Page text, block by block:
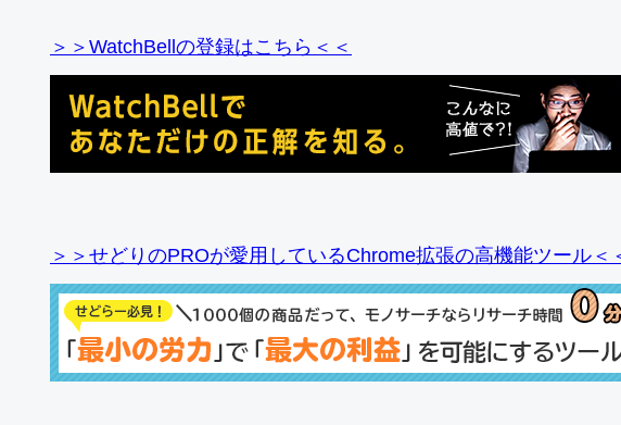
＞＞WatchBellの登録はこちら＜＜
＞＞せどりのPROが愛用しているChrome拡張の高機能ツール＜